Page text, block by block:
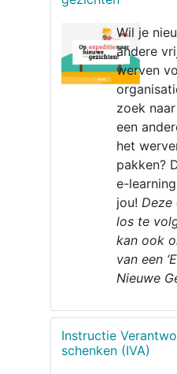
Wil je
andere
werven
zoek
een
het
pakken?
e-
jou!​Deze
los te
kan ook
van een
Nieuwe
Instructie
schenken (IVA)